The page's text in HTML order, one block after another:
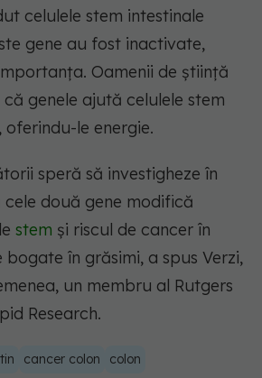
celulele stem intestinale
gene au fost inactivate,
Oamenii de știință
genele ajută celulele stem
oferindu-le energie.
speră să investigheze în
două gene modifică
stem și riscul de cancer în
în grăsimi, a spus Verzi,
un membru al Rutgers
Research.
cancer colon colon